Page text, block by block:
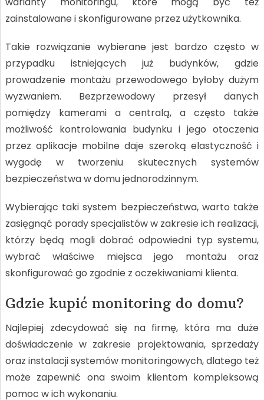
zainstalowane i skonfigurowane przez użytkownika.
Takie rozwiązanie wybierane jest bardzo często w
przypadku istniejących już budynków, gdzie
prowadzenie montażu przewodowego byłoby dużym
wyzwaniem. Bezprzewodowy przesył danych
pomiędzy kamerami a centralą, a często także
możliwość kontrolowania budynku i jego otoczenia
przez aplikacje mobilne daje szeroką elastyczność i
wygodę w tworzeniu skutecznych systemów
bezpieczeństwa w domu jednorodzinnym.
Wybierając taki system bezpieczeństwa, warto także
zasięgnąć porady specjalistów w zakresie ich realizacji,
którzy będą mogli dobrać odpowiedni typ systemu,
wybrać właściwe miejsca jego montażu oraz
skonfigurować go zgodnie z oczekiwaniami klienta.
Gdzie kupić monitoring do domu?
Najlepiej zdecydować się na firmę, która ma duże
doświadczenie w zakresie projektowania, sprzedaży
oraz instalacji systemów monitoringowych, dlatego też
może zapewnić ona swoim klientom kompleksową
pomoc w ich wykonaniu.